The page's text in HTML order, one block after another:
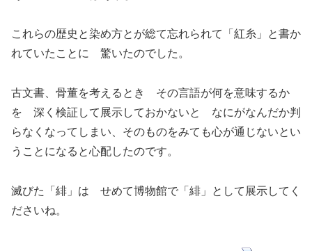
これらの歴史と染め方とが総て忘れられて「紅糸」と書か
れていたことに 驚いたのでした。
古文書、骨董を考えるとき その言語が何を意味するか
を 深く検証して展示しておかないと なにがなんだか判
らなくなってしまい、そのものをみても心が通じないとい
うことになると心配したのです。
滅びた「緋」は せめて博物館で「緋」として展示してく
ださいね。